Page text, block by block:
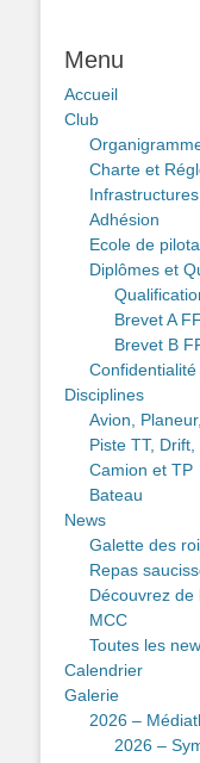
Menu
Accueil
Club
Charte et
Adhésion
Ecole de
Diplômes et
Brevet A
Brevet B
Disciplines
Avion,
Piste TT,
Camion et TP
Bateau
News
Galette des
Repas
Découvrez de
MCC
Toutes les
Calendrier
Galerie
2026 –
2026 –